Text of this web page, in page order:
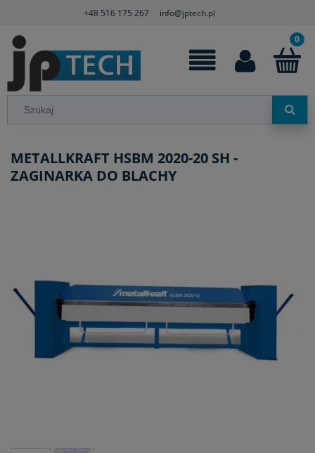
+48 516 175 267 info@jptech.pl
METALLKRAFT HSBM 2020-20 SH -
ZAGINARKA DO BLACHY